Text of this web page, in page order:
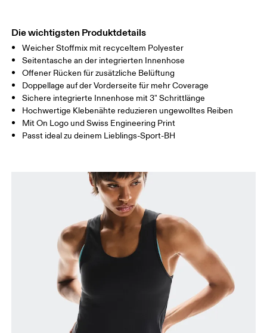
Deine Körpermasse in Zentimeter
GRÖSSENTABELLE – FRAUENKLEIDUNG
XS
BRUSTUMFAN
G
82 83 — 88
TAILLE 67 68 — 73
Horizontal verschieben, um mehr zu sehen
So misst du richtig
Polyester (recycled) 88%, Elastane 12%.
Herkunftsland
Vietnam
Die wichtigsten Produktdetails
Weicher Stoffmix mit recyceltem Polyester
Seitentasche an der integrierten Innenhose
Offener Rücken für zusätzliche Belüftung
Doppellage auf der Vorderseite für mehr Coverage
Sichere integrierte Innenhose mit 3" Schrittlänge
Hochwertige Klebenähte reduzieren ungewolltes Reiben
Mit On Logo und Swiss Engineering Print
Passt ideal zu deinem Lieblings-Sport-BH